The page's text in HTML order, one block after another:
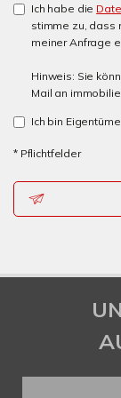
Ich habe die
stimme zu, dass
meiner Anfrage
Hinweis: Sie
Mail an
Ich bin
* Pflichtfelder